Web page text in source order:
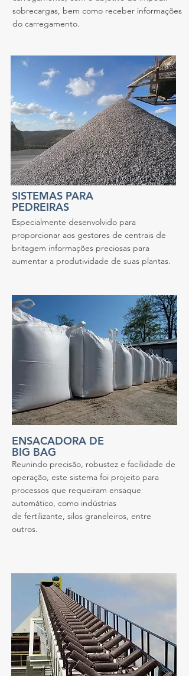
sobrecargas, bem como receber informações
do carregamento.
SISTEMAS PARA
PEDREIRAS
Especialmente desenvolvido para
proporcionar aos gestores de centrais de
britagem informações preciosas para
aumentar a produtividade de suas plantas.
ENSACADORA DE
BIG BAG
Reunindo precisão, robustez e facilidade de
operação, este sistema foi projeito para
processos que requeiram ensaque
automático, como indústrias
de fertilizante, silos graneleiros, entre
outros.